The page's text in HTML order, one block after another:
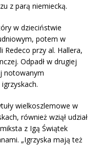
z parą niemiecką.
w dzieciństwie
potem w
Redeco przy al. Hallera,
Odpadł w drugiej
notowanym
wielkoszlemowe w
również wziął udział
z Igą Świątek
„Igrzyska mają też